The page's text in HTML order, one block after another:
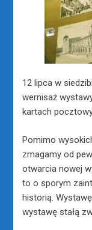
12 lipca w
wernisaż
kartach
Pomimo
zmagamy od
otwarcia nowej
to o sporym
historią.
wystawę stałą